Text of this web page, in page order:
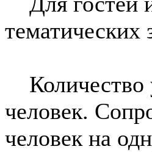
тематических
Количество
человек.
человек на